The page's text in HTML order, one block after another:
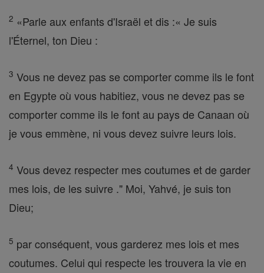
2 «Parle aux enfants d'Israël et dis :« Je suis
l'Éternel, ton Dieu :
3 Vous ne devez pas se comporter comme ils le font
en Egypte où vous habitiez, vous ne devez pas se
comporter comme ils le font au pays de Canaan où
je vous emmène, ni vous devez suivre leurs lois.
4 Vous devez respecter mes coutumes et de garder
mes lois, de les suivre ." Moi, Yahvé, je suis ton
Dieu;
5 par conséquent, vous garderez mes lois et mes
coutumes. Celui qui respecte les trouvera la vie en